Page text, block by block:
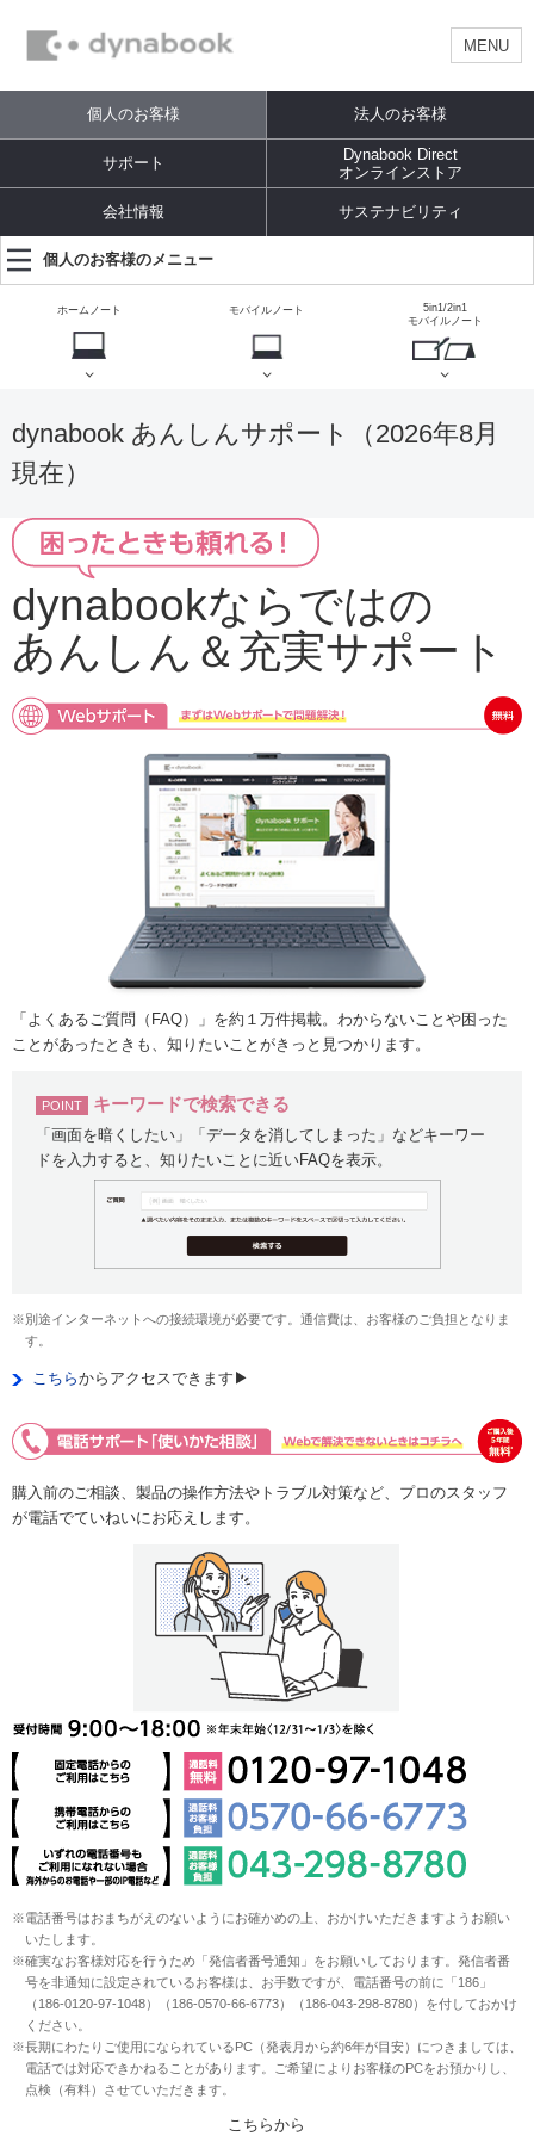
MENU
個人のお客様 法人のお客様
サポート
Dynabook Direct
オンラインストア
会社情報 サステナビリティ
個人のお客様のメニュー
ホームノート モバイルノート
5in1/2in1
モバイルノート
dynabook あんしんサポート（2026年8月
現在）
dynabookならではの
あんしん＆充実サポート
「よくあるご質問（FAQ）」を約１万件掲載。わからないことや困った
ことがあったときも、知りたいことがきっと見つかります。
POINT キーワードで検索できる
「画面を暗くしたい」「データを消してしまった」などキーワー
ドを入力すると、知りたいことに近いFAQを表示。
※別途インターネットへの接続環境が必要です。通信費は、お客様のご負担となりま
す。
こちらからアクセスできます▶
購入前のご相談、製品の操作方法やトラブル対策など、プロのスタッフ
が電話でていねいにお応えします。
※電話番号はおまちがえのないようにお確かめの上、おかけいただきますようお願い
いたします。
※確実なお客様対応を行うため「発信者番号通知」をお願いしております。発信者番
号を非通知に設定されているお客様は、お手数ですが、電話番号の前に「186」
（186-0120-97-1048）（186-0570-66-6773）（186-043-298-8780）を付しておかけ
ください。
※長期にわたりご使用になられているPC（発表月から約6年が目安）につきましては、
電話では対応できかねることがあります。ご希望によりお客様のPCをお預かりし、
点検（有料）させていただきます。
こちらから